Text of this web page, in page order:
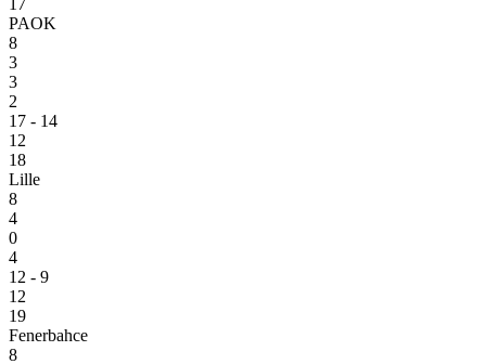
PAOK
8
3
3
2
17 - 14
12
18
Lille
8
4
0
4
12 - 9
12
19
Fenerbahce
8